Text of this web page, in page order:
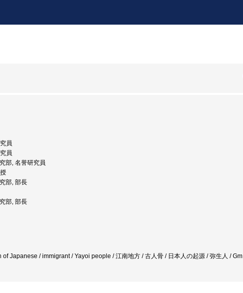
員
員
部, 名誉研究員
部, 部長
部, 部長
Japanese / immigrant / Yayoi people / 江南地方 / 古人骨 / 日本人の起源 / 弥生人 / Gm